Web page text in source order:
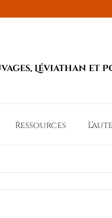
Léviathan et
Ressources